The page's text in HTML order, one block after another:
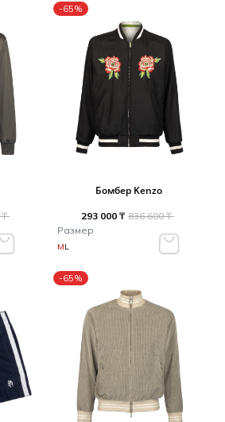
₸
-65%
Бомбер Kenzo
293 000 ₸ 836 600 ₸
Размер
ML
-65%